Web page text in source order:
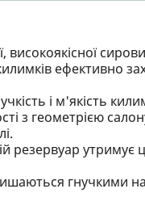
ефективно
і м'якість
з геометрією
резервуар утримує
гнучкими